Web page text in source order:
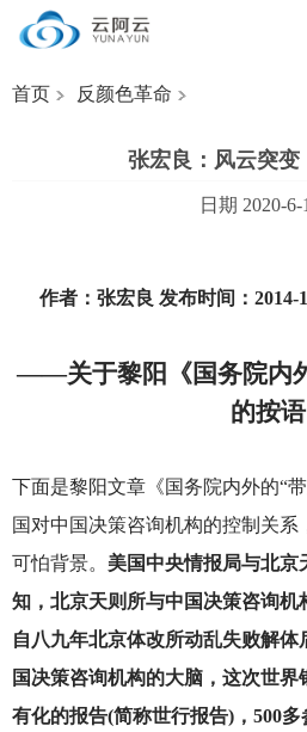
首页 反颜色革命
张宏良：风云突变
日期 2020-
作者：张宏良 发布时间：2014-
——关于黎阳《国务院内
的按语
下面是黎阳文章《国务院内外的“
国对中国决策咨询机构的控制关
可怕背景。 美国中央情报局与北京
知，北京天则所与中国决策咨询机
自八九年北京体改所动乱失败解
国决策咨询机构的大脑，这次世
有化的报告(简称世行报告)，500